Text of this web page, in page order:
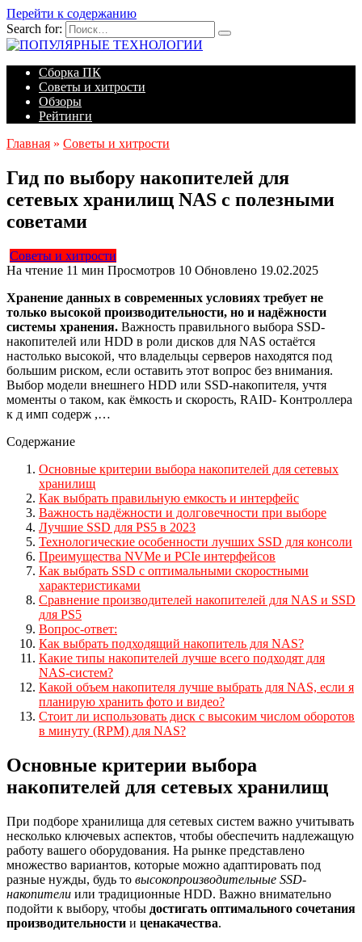
Перейти к содержанию
Search for:
Сборка ПК
Советы и хитрости
Обзоры
Рейтинги
Главная » Советы и хитрости
Гид по выбору накопителей для
сетевых хранилищ NAS с полезными
советами
Советы и хитрости
На чтение 11 мин Просмотров 10 Обновлено 19.02.2025
Хранение данных в современных условиях требует не
только высокой производительности, но и надёжности
системы хранения. Важность правильного выбора SSD-
накопителей или HDD в роли дисков для NAS остаётся
настолько высокой, что владельцы серверов находятся под
большим риском, если оставить этот вопрос без внимания.
Выбор модели внешнего HDD или SSD-накопителя, учтя
моменты о таком, как ёмкость и скорость, RAID- Kонтроллера
к д имп содерж ,…
Содержание
Основные критерии выбора накопителей для сетевых
хранилищ
Как выбрать правильную емкость и интерфейс
Важность надёжности и долговечности при выборе
Лучшие SSD для PS5 в 2023
Технологические особенности лучших SSD для консоли
Преимущества NVMe и PCIe интерфейсов
Как выбрать SSD с оптимальными скоростными
характеристиками
Сравнение производителей накопителей для NAS и SSD
для PS5
Вопрос-ответ:
Как выбрать подходящий накопитель для NAS?
Какие типы накопителей лучше всего подходят для
NAS-систем?
Какой объем накопителя лучше выбрать для NAS, если я
планирую хранить фото и видео?
Стоит ли использовать диск с высоким числом оборотов
в минуту (RPM) для NAS?
Основные критерии выбора
накопителей для сетевых хранилищ
При подборе хранилища для сетевых систем важно учитывать
несколько ключевых аспектов, чтобы обеспечить надлежащую
работу вашего оборудования. На рынке представлено
множество вариантов, которые можно адаптировать под
разные нужды, будь то высокопроизводительные SSD-
накопители или традиционные HDD. Важно внимательно
подойти к выбору, чтобы достигать оптимального сочетания
производительности и ценакачества.